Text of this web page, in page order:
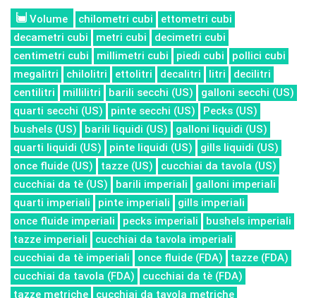
Volume chilometri cubi
ettometri cubi
decametri cubi
metri cubi
decimetri cubi
centimetri cubi
millimetri cubi piedi cubi
pollici cubi
megalitri
chilolitri ettolitri decalitri litri
decilitri
centilitri
millilitri barili secchi (US)
galloni secchi (US)
quarti secchi (US)
pinte secchi (US)
Pecks (US)
bushels (US)
barili liquidi (US)
galloni liquidi (US)
quarti liquidi (US)
pinte liquidi (US)
gills liquidi (US)
once fluide (US)
tazze (US)
cucchiai da tavola (US)
cucchiai da tè (US)
barili imperiali
galloni imperiali
quarti imperiali
pinte imperiali
gills imperiali
once fluide imperiali
pecks imperiali
bushels imperiali
tazze imperiali
cucchiai da tavola imperiali
cucchiai da tè imperiali
once fluide (FDA)
tazze (FDA)
cucchiai da tavola (FDA)
cucchiai da tè (FDA)
tazze metriche
cucchiai da tavola metriche